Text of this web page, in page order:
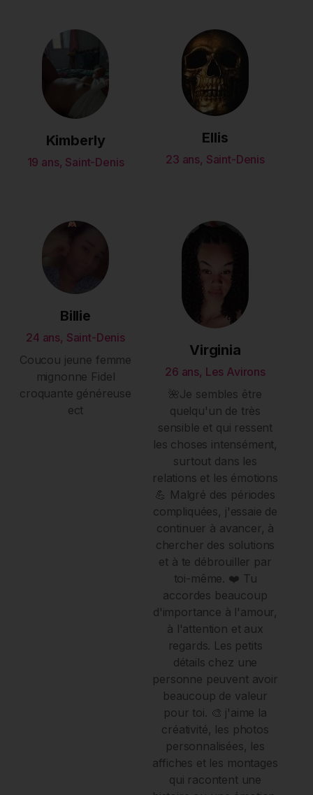
Kimberly
19 ans, Saint-Denis
Ellis
23 ans, Saint-Denis
Billie
24 ans, Saint-Denis
Coucou jeune femme
mignonne Fidel
croquante généreuse
ect
Virginia
26 ans, Les Avirons
🌺Je sembles être
quelqu'un de très
sensible et qui ressent
les choses intensément,
surtout dans les
relations et les émotions
💪 Malgré des périodes
compliquées, j'essaie de
continuer à avancer, à
chercher des solutions
et à te débrouiller par
toi-même. ❤️ Tu
accordes beaucoup
d'importance à l'amour,
à l'attention et aux
regards. Les petits
détails chez une
personne peuvent avoir
beaucoup de valeur
pour toi. 🎨 j'aime la
créativité, les photos
personnalisées, les
affiches et les montages
qui racontent une